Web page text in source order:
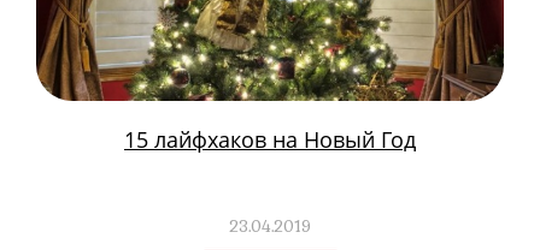
15 лайфхаков на Новый Год
23.04.2019